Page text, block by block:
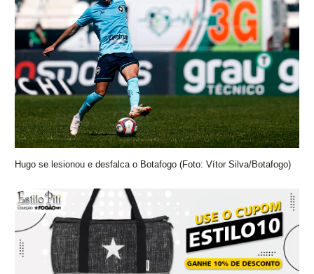
Hugo se lesionou e desfalca o Botafogo (Foto: Vítor Silva/Botafogo)